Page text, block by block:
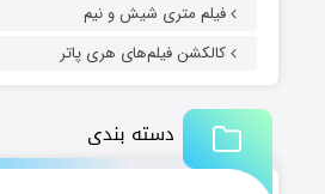
فیلم متری شیش و نیم
کالکشن فیلم‌های هری پاتر
دسته بندی